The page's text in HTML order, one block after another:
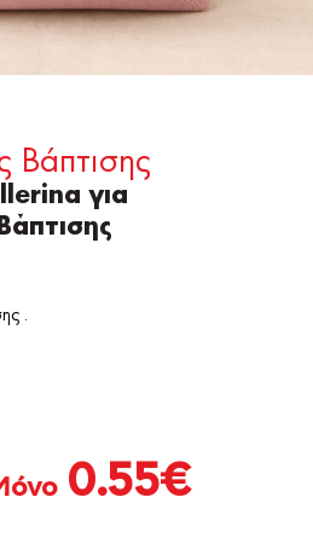
Βάπτισης
για
.
0.55€